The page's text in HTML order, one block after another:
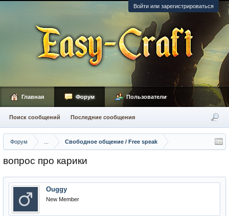
Войти или зарегистрироваться
Форум Свободное общение / Free speak
вопрос про карики
Ouggy
New Member
Главная Форум
Поиск сообщений Последние сообщения
Пользователи